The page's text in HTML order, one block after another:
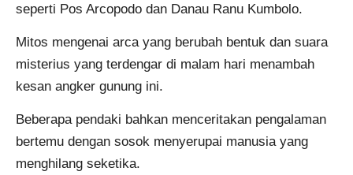
seperti Pos Arcopodo dan Danau Ranu Kumbolo.
Mitos mengenai arca yang berubah bentuk dan suara
misterius yang terdengar di malam hari menambah
kesan angker gunung ini.
Beberapa pendaki bahkan menceritakan pengalaman
bertemu dengan sosok menyerupai manusia yang
menghilang seketika.